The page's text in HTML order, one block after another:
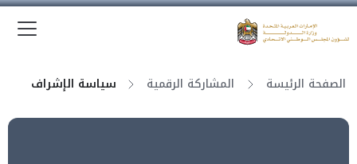
الصفحة الرئيسة المشاركة الرقمية سياسة الإشراف